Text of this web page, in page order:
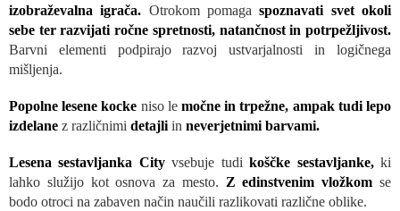
izobraževalna igrača. Otrokom pomagaspoznavati svet okoli
sebe ter razvijati ročne spretnosti, natančnost in potrpežljivost.
Barvni elementi podpirajo razvoj ustvarjalnosti in logičnega
mišljenja.
Popolne lesene kocke niso lemočne in trpežne, ampak tudi lepo
izdelane z različnimi detajli in neverjetnimi barvami.
Lesena sestavljanka Cityvsebuje tudikoščke sestavljanke,ki
lahko služijo kot osnova za mesto. Z edinstvenim vložkom se
bodo otroci na zabaven način naučili razlikovati različne oblike.